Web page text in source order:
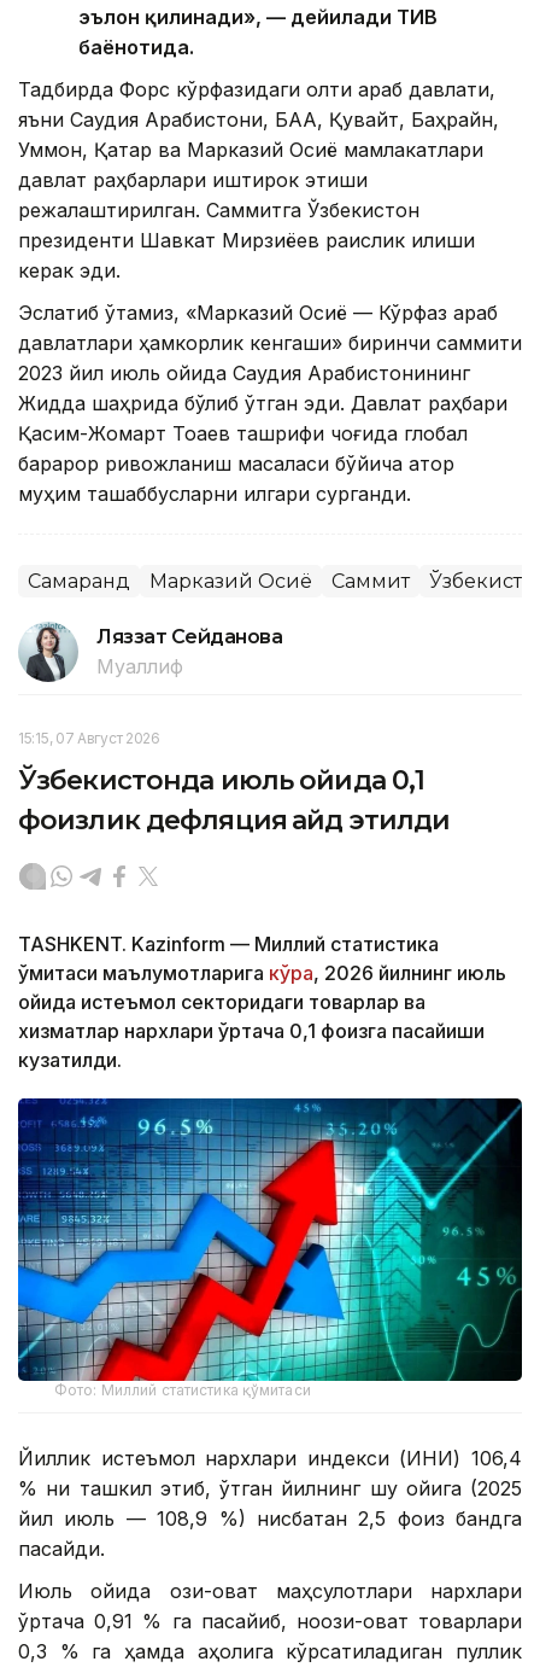
эълон қилинади», — дейилади ТИВ
баёнотида.
Тадбирда Форс кўрфазидаги олти араб давлати,
яъни Саудия Арабистони, БАА, Қувайт, Баҳрайн,
Уммон, Қатар ва Марказий Осиё мамлакатлари
давлат раҳбарлари иштирок этиши
режалаштирилган. Саммитга Ўзбекистон
президенти Шавкат Мирзиёев раислик қилиши
керак эди.
Эслатиб ўтамиз, «Марказий Осиё — Кўрфаз араб
давлатлари ҳамкорлик кенгаши» биринчи саммити
2023 йил июль ойида Саудия Арабистонининг
Жидда шаҳрида бўлиб ўтган эди. Давлат раҳбари
Қасим-Жомарт Тоқаев ташрифи чоғида глобал
барқарор ривожланиш масаласи бўйича қатор
муҳим ташаббусларни илгари сурганди.
Самарқанд Марказий Осиё Саммит
Ляззат Сейданова
Муаллиф
15:15, 07 Август 2026
Ўзбекистонда июль ойида 0,1
фоизлик дефляция қайд этилди
TASHKENT. Kazinform — Миллий статистика
қўмитаси маълумотларига кўра, 2026 йилнинг июль
ойида истеъмол секторидаги товарлар ва
хизматлар нархлари ўртача 0,1 фоизга пасайиши
кузатилди.
Фото: Миллий статистика қўмитаси
Йиллик истеъмол нархлари индекси (ИНИ) 106,4
% ни ташкил этиб, ўтган йилнинг шу ойига (2025
йил июль — 108,9 %) нисбатан 2,5 фоиз бандга
пасайди.
Июль ойида озиқ-овқат маҳсулотлари нархлари
ўртача 0,91 % га пасайиб, ноозиқ-овқат товарлари
0,3 % га ҳамда аҳолига кўрсатиладиган пуллик